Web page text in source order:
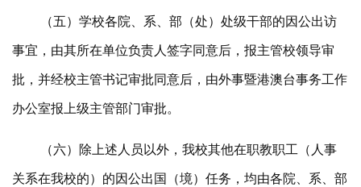
（五）学校各院、系、部（处）处级干部的因公出访
事宜，由其所在单位负责人签字同意后，报主管校领导审
批，并经校主管书记审批同意后，由外事暨港澳台事务工作
办公室报上级主管部门审批。
（六）除上述人员以外，我校其他在职教职工（人事
关系在我校的）的因公出国（境）任务，均由各院、系、部